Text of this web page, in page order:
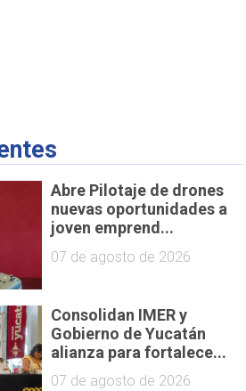
Abre Pilotaje de drones
nuevas oportunidades a
joven emprend...
07 de agosto de 2026
Consolidan IMER y
Gobierno de Yucatán
alianza para fortalece...
07 de agosto de 2026